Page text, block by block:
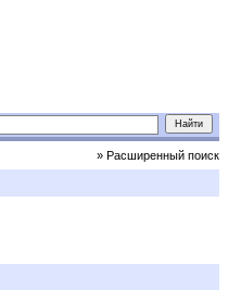
» Расширенный поиск